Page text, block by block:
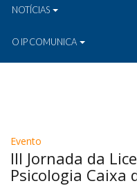
NOTÍCIAS
O IP COMUNICA
Evento
III Jornada da
Psicologia Caixa